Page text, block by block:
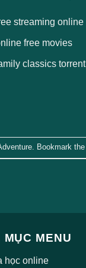
streaming online
free movies
classics torrent
. Bookmark the
MỤC MENU
học online